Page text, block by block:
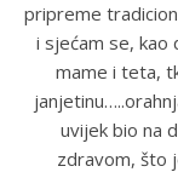
pripreme
i sjećam se, kao
mame i teta,
uvijek bio na
zdravom, što